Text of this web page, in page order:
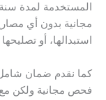
المستخدمة لمدة
مجانية بدون أي
استبدالها، أو
كما نقدم ضمان
فحص مجانية ولكن مع